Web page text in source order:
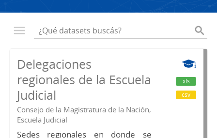
Delegaciones
regionales de la Escuela
Judicial
Consejo de la Magistratura de la Nación,
Escuela Judicial
Sedes regionales en donde se
xls
csv